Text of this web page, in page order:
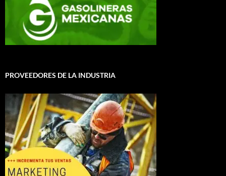
PROVEEDORES DE LA INDUSTRIA